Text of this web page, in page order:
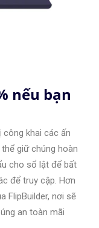
nếu bạn
công khai các ấn
giữ chúng hoàn
cho sổ lật để bất
để truy cập. Hơn
FlipBuilder, nơi sẽ
an toàn mãi